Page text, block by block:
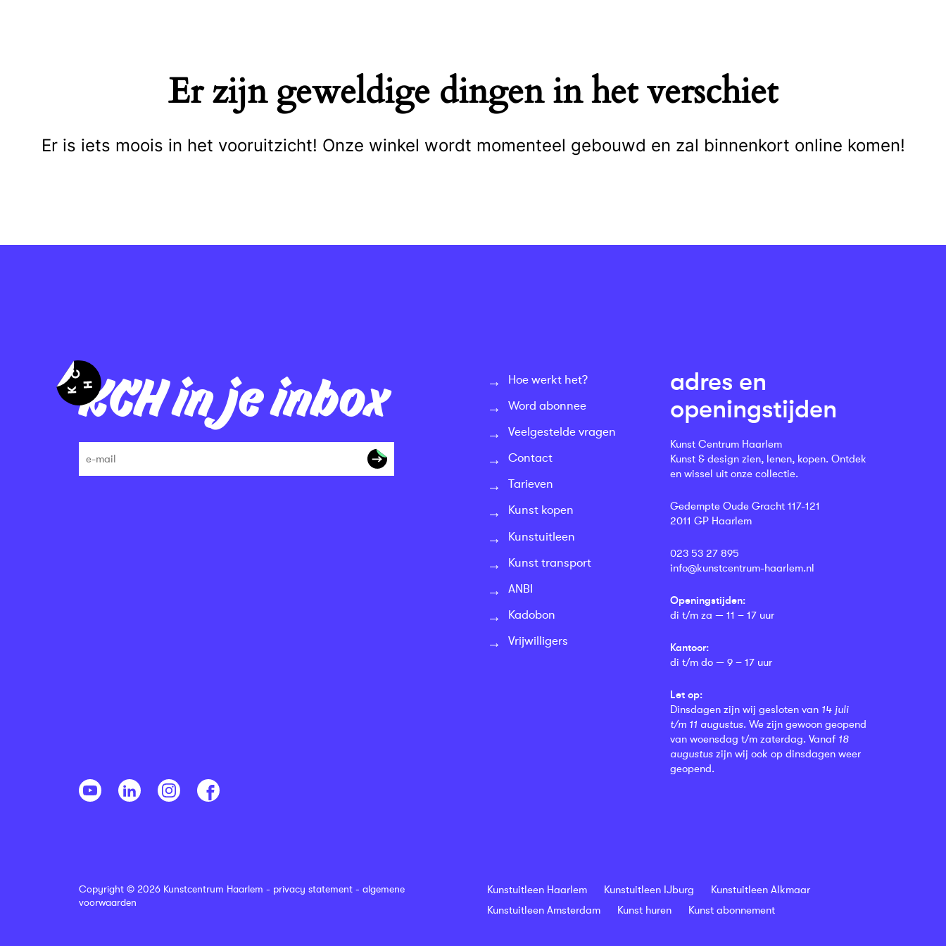
Er zijn geweldige dingen in het verschiet
Er is iets moois in het vooruitzicht! Onze winkel wordt momenteel gebouwd en zal binnenkort online komen!
KCH in je inbox
Hoe werkt het?
Word abonnee
Veelgestelde vragen
Contact
Tarieven
Kunst kopen
Kunstuitleen
Kunst transport
ANBI
Kadobon
Vrijwilligers
adres en
openingstijden
Kunst Centrum Haarlem
Kunst & design zien, lenen, kopen. Ontdek
en wissel uit onze collectie.
Gedempte Oude Gracht 117-121
2011 GP Haarlem
023 53 27 895
info@kunstcentrum-haarlem.nl
Openingstijden:
di t/m za — 11 – 17 uur
Kantoor:
di t/m do — 9 – 17 uur
Let op:
Dinsdagen zijn wij gesloten van 14 juli
t/m 11 augustus. We zijn gewoon geopend
van woensdag t/m zaterdag. Vanaf 18
augustus zijn wij ook op dinsdagen weer
geopend.
Copyright © 2026 Kunstcentrum Haarlem - privacy statement - algemene
voorwaarden
Kunstuitleen Haarlem Kunstuitleen IJburg
Kunstuitleen Alkmaar
Kunstuitleen Amsterdam
Kunst huren Kunst abonnement